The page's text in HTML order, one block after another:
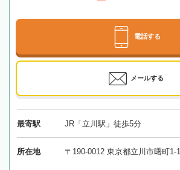
電話する
メールする
最寄駅 JR「立川駅」徒歩5分
所在地 〒190-0012 東京都立川市曙町1-